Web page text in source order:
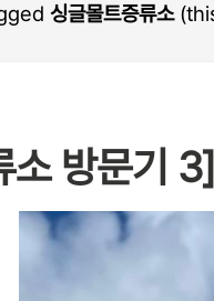
싱글몰트증류소
소 방문기